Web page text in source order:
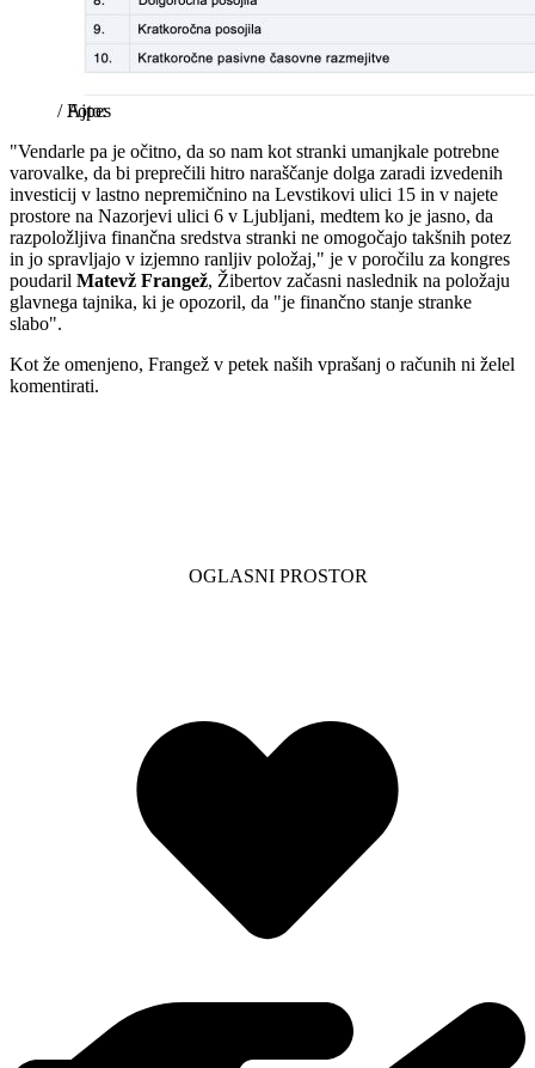
/Ajpes
"Vendarle pa je očitno, da so nam kot stranki umanjkale potrebne
varovalke, da bi preprečili hitro naraščanje dolga zaradi izvedenih
investicij v lastno nepremičnino na Levstikovi ulici 15 in v najete
prostore na Nazorjevi ulici 6 v Ljubljani, medtem ko je jasno, da
razpoložljiva finančna sredstva stranki ne omogočajo takšnih potez
in jo spravljajo v izjemno ranljiv položaj," je v poročilu za kongres
poudaril Matevž Frangež, Žibertov začasni naslednik na položaju
glavnega tajnika, ki je opozoril, da "je finančno stanje stranke
slabo".
Kot že omenjeno, Frangež v petek naših vprašanj o računih ni želel
komentirati.